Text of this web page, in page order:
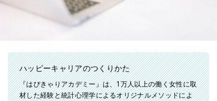
ハッピーキャリアのつくりかた
『はぴきゃりアカデミー』は、1万人以上の働く女性に取
材した経験と統計心理学によるオリジナルメソッドによ